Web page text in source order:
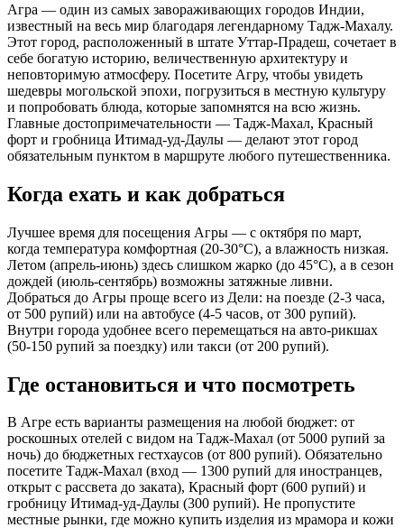
Агра — один из самых завораживающих городов Индии,
известный на весь мир благодаря легендарному Тадж-Махалу.
Этот город, расположенный в штате Уттар-Прадеш, сочетает в
себе богатую историю, величественную архитектуру и
неповторимую атмосферу. Посетите Агру, чтобы увидеть
шедевры могольской эпохи, погрузиться в местную культуру
и попробовать блюда, которые запомнятся на всю жизнь.
Главные достопримечательности — Тадж-Махал, Красный
форт и гробница Итимад-уд-Даулы — делают этот город
обязательным пунктом в маршруте любого путешественника.
Когда ехать и как добраться
Лучшее время для посещения Агры — с октября по март,
когда температура комфортная (20-30°C), а влажность низкая.
Летом (апрель-июнь) здесь слишком жарко (до 45°C), а в сезон
дождей (июль-сентябрь) возможны затяжные ливни.
Добраться до Агры проще всего из Дели: на поезде (2-3 часа,
от 500 рупий) или на автобусе (4-5 часов, от 300 рупий).
Внутри города удобнее всего перемещаться на авто-рикшах
(50-150 рупий за поездку) или такси (от 200 рупий).
Где остановиться и что посмотреть
В Агре есть варианты размещения на любой бюджет: от
роскошных отелей с видом на Тадж-Махал (от 5000 рупий за
ночь) до бюджетных гестхаусов (от 800 рупий). Обязательно
посетите Тадж-Махал (вход — 1300 рупий для иностранцев,
открыт с рассвета до заката), Красный форт (600 рупий) и
гробницу Итимад-уд-Даулы (300 рупий). Не пропустите
местные рынки, где можно купить изделия из мрамора и кожи